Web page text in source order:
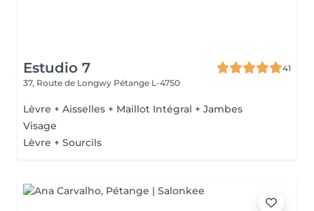
Estudio 7
41
37, Route de Longwy Pétange L-4750
Lèvre + Aisselles + Maillot Intégral + Jambes
Visage
Lèvre + Sourcils